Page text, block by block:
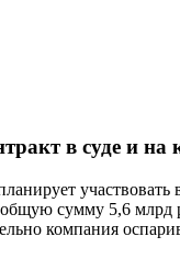
в суде и на
участвовать
сумму 5,6
компания